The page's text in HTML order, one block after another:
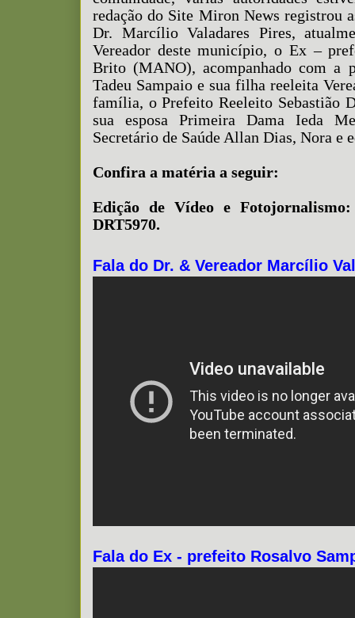
redação do Site Miron News registrou
Dr. Marcílio Valadares Pires,
Vereador deste município, o Ex –
Brito (MANO), acompanhado com a
Tadeu Sampaio e sua filha reeleita
família, o Prefeito Reeleito Sebastião
sua esposa Primeira Dama Ieda
Secretário de Saúde Allan Dias, Nora e
Confira a matéria a seguir:
Edição de Vídeo e
DRT5970.
Fala do Dr. & Vereador Marcílio
Fala do Ex - prefeito Rosalvo